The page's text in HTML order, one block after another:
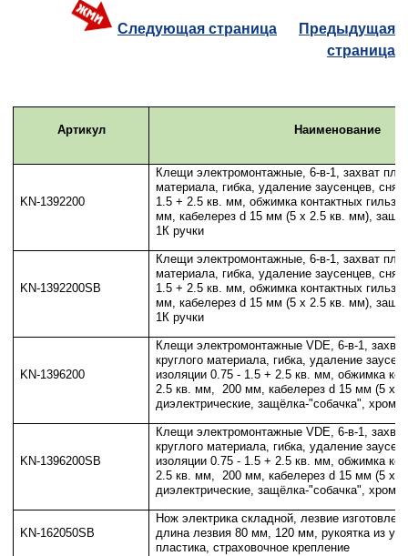
Следующая страница
Предыдущая
страница
Артикул Наименование
KN-1392200
Клещи электромонтажные, 6-в-1, захват
материала, гибка, удаление заусенцев,
1.5 + 2.5 кв. мм, обжимка контактных гильз
мм, кабелерез d 15 мм (5 х 2.5 кв. мм),
1К ручки
KN-1392200SB
Клещи электромонтажные, 6-в-1, захват
материала, гибка, удаление заусенцев,
1.5 + 2.5 кв. мм, обжимка контактных гильз
мм, кабелерез d 15 мм (5 х 2.5 кв. мм),
1К ручки
KN-1396200
Клещи электромонтажные VDE, 6-в-1,
круглого материала, гибка, удаление
изоляции 0.75 - 1.5 + 2.5 кв. мм, обжимка
2.5 кв. мм, 200 мм, кабелерез d 15 мм (5 х
диэлектрические, защёлка-"собачка", хром,
KN-1396200SB
Клещи электромонтажные VDE, 6-в-1,
круглого материала, гибка, удаление
изоляции 0.75 - 1.5 + 2.5 кв. мм, обжимка
2.5 кв. мм, 200 мм, кабелерез d 15 мм (5 х
диэлектрические, защёлка-"собачка", хром,
KN-162050SB
Нож электрика складной, лезвие
длина лезвия 80 мм, 120 мм, рукоятка из
пластика, страховочное крепление